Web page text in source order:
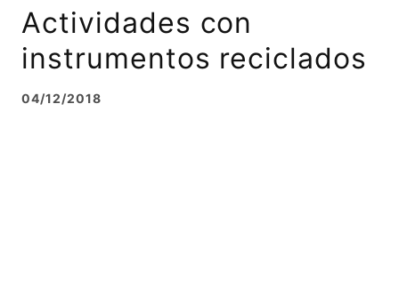
Actividades con
instrumentos reciclados
04/12/2018